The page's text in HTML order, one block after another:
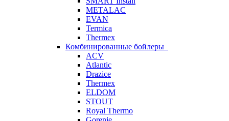
METALAC
EVAN
Termica
Thermex
Комбинированные бойлеры
ACV
Atlantic
Drazice
Thermex
ELDOM
STOUT
Royal Thermo